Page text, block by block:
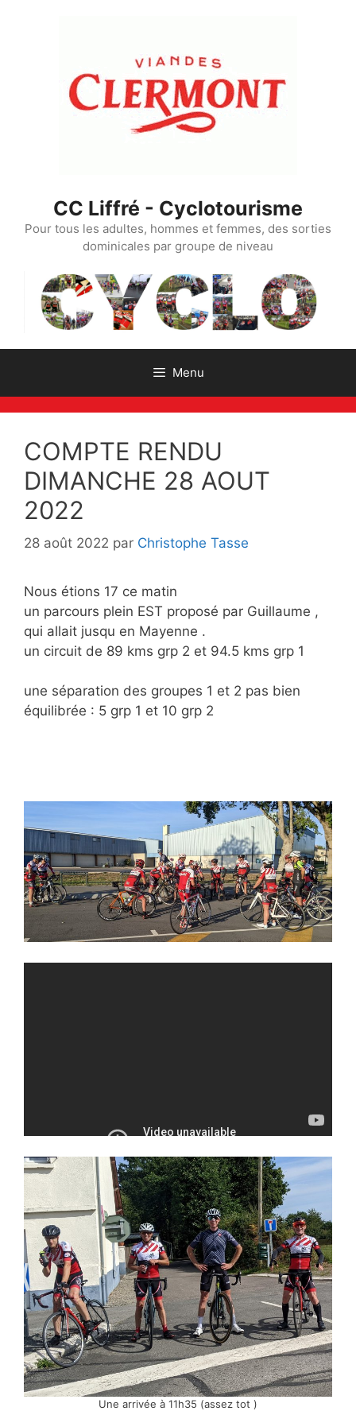
CC Liffré - Cyclotourisme
Pour tous les adultes, hommes et femmes, des sorties
dominicales par groupe de niveau
Menu
COMPTE RENDU
DIMANCHE 28 AOUT
2022
28 août 2022 par Christophe Tasse
Nous étions 17 ce matin
un parcours plein EST proposé par Guillaume ,
qui allait jusqu en Mayenne .
un circuit de 89 kms grp 2 et 94.5 kms grp 1
une séparation des groupes 1 et 2 pas bien
équilibrée : 5 grp 1 et 10 grp 2
Une arrivée à 11h35 (assez tot )